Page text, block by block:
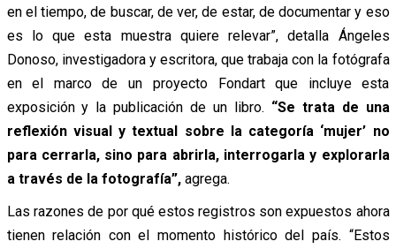
en el tiempo, de buscar, de ver, de estar, de documentar y eso
es lo que esta muestra quiere relevar”, detalla Ángeles
Donoso, investigadora y escritora, que trabaja con la fotógrafa
en el marco de un proyecto Fondart que incluye esta
exposición y la publicación de un libro. “Se trata de una
reflexión visual y textual sobre la categoría ‘mujer’ no
para cerrarla, sino para abrirla, interrogarla y explorarla
a través de la fotografía”,agrega.
Las razones de por qué estos registros son expuestos ahora
tienen relación con el momento histórico del país. “Estos